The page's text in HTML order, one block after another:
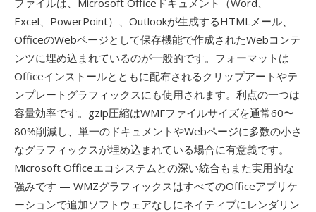
ファイルは、Microsoft Officeドキュメント（Word、
Excel、PowerPoint）、Outlookが生成するHTMLメール、
OfficeのWebページとして保存機能で作成されたWebコンテ
ンツに埋め込まれているのが一般的です。フォーマットは
Officeインストールとともに配布されるクリップアートやテ
ンプレートグラフィックスにも使用されます。利点の一つは
容量効率です。gzip圧縮はWMFファイルサイズを通常60〜
80%削減し、単一のドキュメントやWebページに多数の小さ
なグラフィックスが埋め込まれている場合に有意義です。
Microsoft Officeエコシステムとの深い統合もまた実用的な
強みです — WMZグラフィックスはすべてのOfficeアプリケ
ーションで追加ソフトウェアなしにネイティブにレンダリン